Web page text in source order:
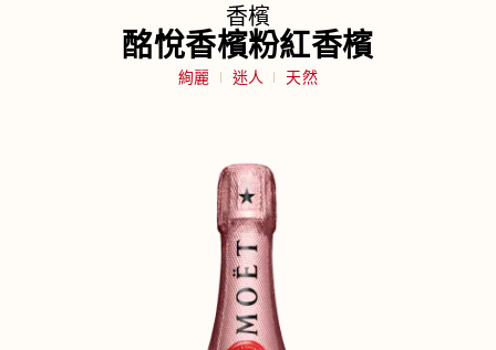
香檳
酩悅香檳粉紅香檳
絢麗 迷人 天然